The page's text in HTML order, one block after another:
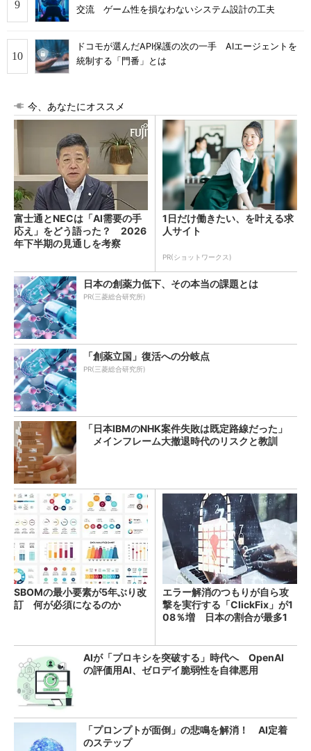
交流 ゲーム性を損なわないシステム設計の工夫
ドコモが選んだAPI保護の次の一手 AIエージェントを
統制する「門番」とは
今、あなたにオススメ
富士通とNECは「AI需要の手
応え」をどう語った？ 2026
年下半期の見通しを考察
1日だけ働きたい、を叶える求
人サイト
PR(ショットワークス)
日本の創薬力低下、その本当の課題とは
PR(三菱総合研究所)
「創薬立国」復活への分岐点
PR(三菱総合研究所)
「日本IBMのNHK案件失敗は既定路線だった」
メインフレーム大撤退時代のリスクと教訓
SBOMの最小要素が5年ぶり改
訂 何が必須になるのか
エラー解消のつもりが自ら攻
撃を実行する「ClickFix」が1
08％増 日本の割合が最多1
AIが「プロキシを突破する」時代へ OpenAI
の評価用AI、ゼロデイ脆弱性を自律悪用
「プロンプトが面倒」の悲鳴を解消！ AI定着
のステップ